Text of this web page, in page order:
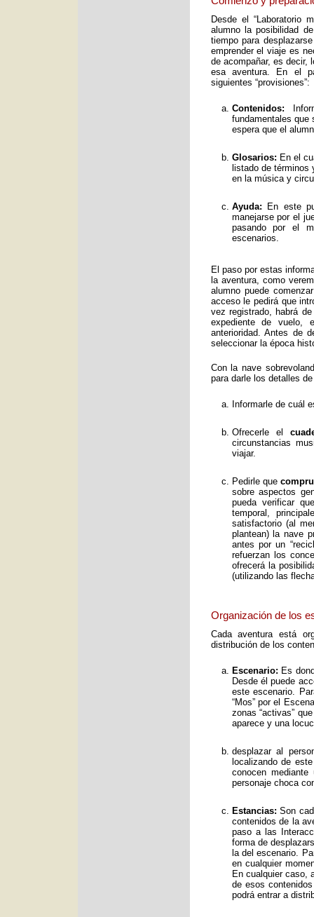
Desde el “Laboratorio
alumno la posibilidad
tiempo para
emprender el viaje es
de acompañar, es decir,
esa aventura. En el
siguientes “provisiones”:
Contenidos:
fundamentales que
espera que el
Glosarios: En el
listado de
en la música y
Ayuda: En este
manejarse por el
pasando por el
escenarios.
El paso por estas
la aventura, como
alumno puede
acceso le pedirá que
vez registrado, habrá
expediente de vuelo,
anterioridad. Antes de
seleccionar la época
Con la nave
para darle los detalles
Informarle de cuál
Ofrecerle el
circunstancias
viajar.
Pedirle que
sobre aspectos
pueda verificar
temporal,
satisfactorio (al
plantean) la nave
antes por un
refuerzan los
ofrecerá la
(utilizando las
Organización de los
Cada aventura está
distribución de los
Escenario: Es
Desde él puede
este escenario.
“Mos” por el
zonas “activas”
aparece y una
desplazar al
localizando de
conocen
personaje choca
Estancias: Son
contenidos de la
paso a las
forma de
la del escenario.
en cualquier
En cualquier caso,
de esos
podrá entrar a